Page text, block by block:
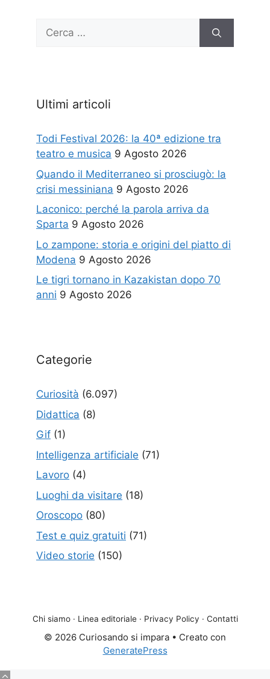
Ricerca
Ultimi articoli
Todi Festival 2026: la 40ª edizione tra
teatro e musica 9 Agosto 2026
Quando il Mediterraneo si prosciugò: la
crisi messiniana 9 Agosto 2026
Laconico: perché la parola arriva da
Sparta 9 Agosto 2026
Lo zampone: storia e origini del piatto di
Modena 9 Agosto 2026
Le tigri tornano in Kazakistan dopo 70
anni 9 Agosto 2026
Categorie
Curiosità (6.097)
Didattica (8)
Gif (1)
Intelligenza artificiale (71)
Lavoro (4)
Luoghi da visitare (18)
Oroscopo (80)
Test e quiz gratuiti (71)
Video storie (150)
Chi siamo · Linea editoriale · Privacy Policy · Contatti
© 2026 Curiosando si impara • Creato con
GeneratePress